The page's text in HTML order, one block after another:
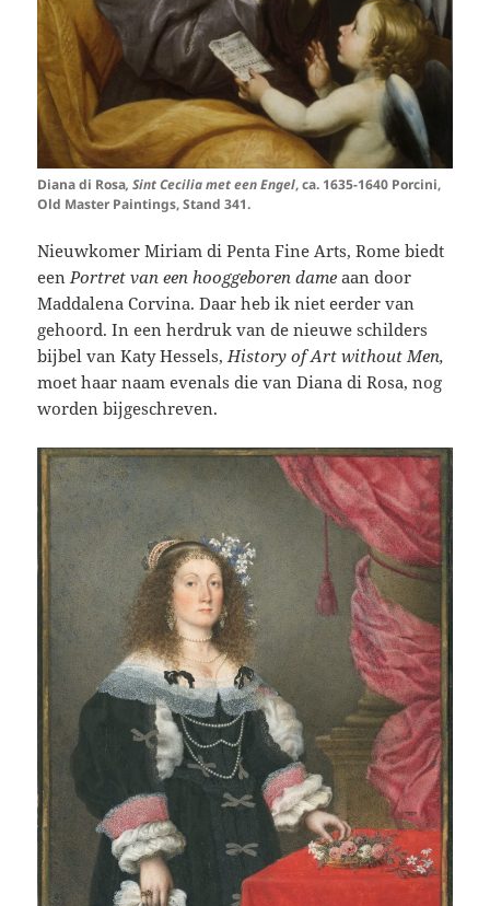
Diana di Rosa, Sint Cecilia met een Engel, ca. 1635-1640 Porcini,
Old Master Paintings, Stand 341.
Nieuwkomer Miriam di Penta Fine Arts, Rome biedt
een Portret van een hooggeboren dame aan door
Maddalena Corvina. Daar heb ik niet eerder van
gehoord. In een herdruk van de nieuwe schilders
bijbel van Katy Hessels, History of Art without Men,
moet haar naam evenals die van Diana di Rosa, nog
worden bijgeschreven.